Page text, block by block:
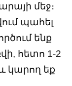
մեջ։
պահել
ենք
հետո 1-2
կարող եք